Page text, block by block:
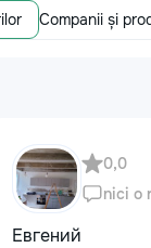
Companii și
0,0
nici o
Евгений